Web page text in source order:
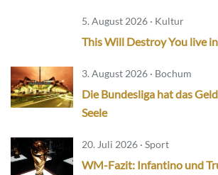
5. August 2026 · Kultur
This Will Destroy You live
3. August 2026 · Bochum
Die Bundesliga hat das
Seele
20. Juli 2026 · Sport
WM-Fazit: Infantino und